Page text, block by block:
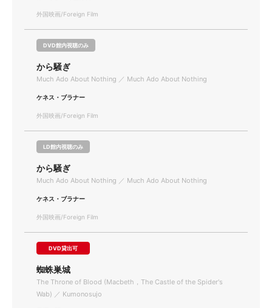
外国映画/Foreign Film
DVD館内視聴のみ
から騒ぎ
Much Ado About Nothing ／ Much Ado About Nothing
ケネス・ブラナー
外国映画/Foreign Film
LD館内視聴のみ
から騒ぎ
Much Ado About Nothing ／ Much Ado About Nothing
ケネス・ブラナー
外国映画/Foreign Film
DVD貸出可
蜘蛛巣城
The Throne of Blood (Macbeth，The Castle of the Spider's
Wab) ／ Kumonosujo